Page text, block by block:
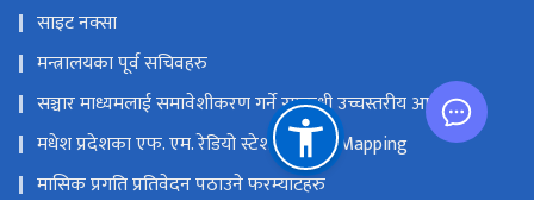
साइट नक्सा
मन्त्रालयका पूर्व सचिवहरु
सञ्चार माध्यमलाई समावेशीकरण गर्ने सम्बन्धी उच्चस्तरीय आयोग
मधेश प्रदेशका एफ. एम. रेडियो स्टेशनको GIS Mapping
मासिक प्रगति प्रतिवेदन पठाउने फरम्याटहरु